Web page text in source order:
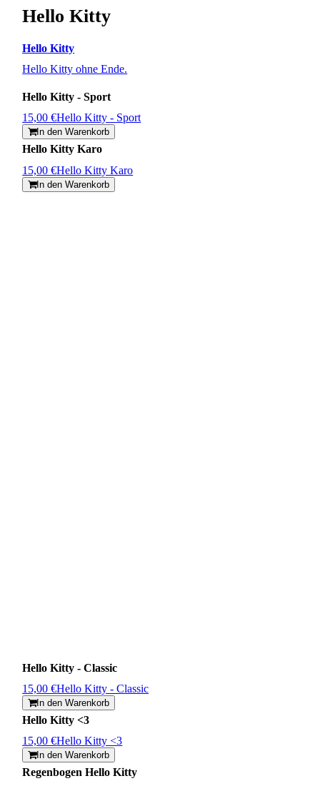
Hello Kitty
Hello Kitty
Hello Kitty ohne Ende.
Hello Kitty - Sport
15,00 €Hello Kitty - Sport
In den Warenkorb
Hello Kitty Karo
15,00 €Hello Kitty Karo
In den Warenkorb
Hello Kitty - Classic
15,00 €Hello Kitty - Classic
In den Warenkorb
Hello Kitty <3
15,00 €Hello Kitty <3
In den Warenkorb
Regenbogen Hello Kitty